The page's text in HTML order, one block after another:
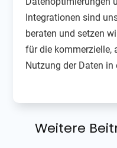
Integrationen sind
beraten und setzen
für die kommerzielle,
Nutzung der Daten
Weitere